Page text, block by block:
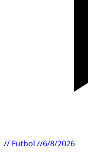
// Futbol //6/8/2026